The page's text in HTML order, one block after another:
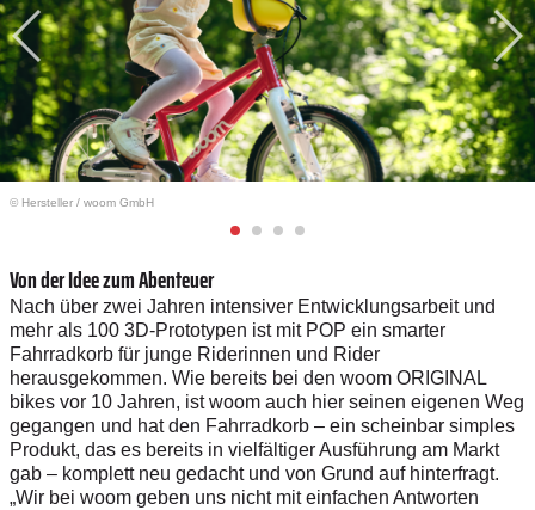
© Hersteller / woom GmbH
Von der Idee zum Abenteuer
Nach über zwei Jahren intensiver Entwicklungsarbeit und
mehr als 100 3D-Prototypen ist mit POP ein smarter
Fahrradkorb für junge Riderinnen und Rider
herausgekommen. Wie bereits bei den woom ORIGINAL
bikes vor 10 Jahren, ist woom auch hier seinen eigenen Weg
gegangen und hat den Fahrradkorb – ein scheinbar simples
Produkt, das es bereits in vielfältiger Ausführung am Markt
gab – komplett neu gedacht und von Grund auf hinterfragt.
„Wir bei woom geben uns nicht mit einfachen Antworten